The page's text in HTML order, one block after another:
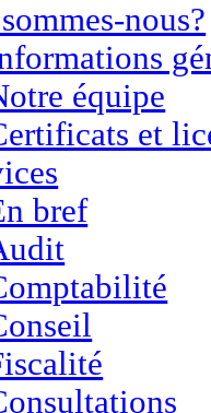
nous?
équipe
et
bref